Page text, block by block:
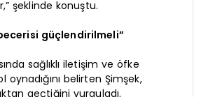
şeklinde konuştu.
güçlendirilmeli”
sağlıklı iletişim ve öfke
belirten Şimşek,
geçtiğini vurguladı.